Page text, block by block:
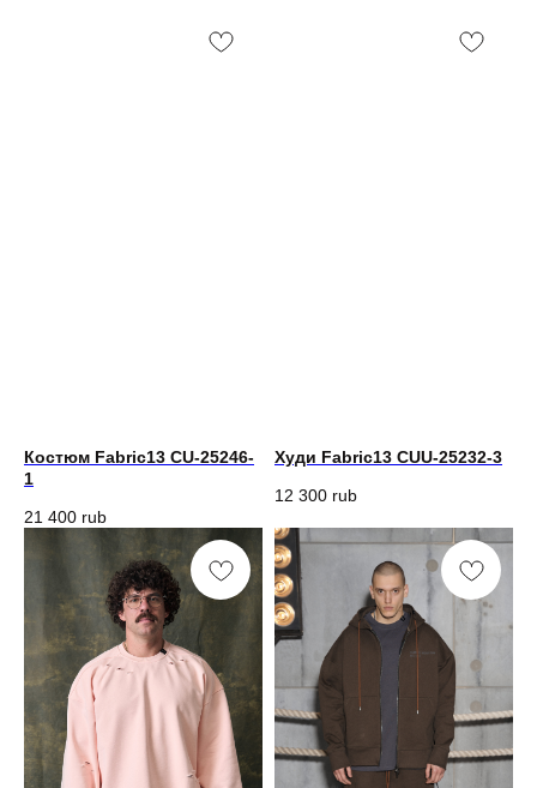
Костюм Fabric13 CU-25246-
1
21 400 rub
Худи Fabric13 CUU-25232-3
12 300 rub